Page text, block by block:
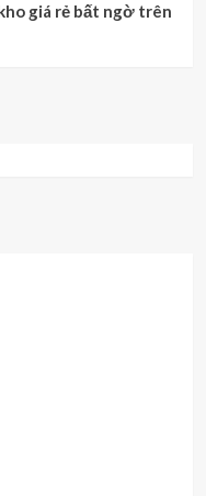
giá rẻ bất ngờ trên